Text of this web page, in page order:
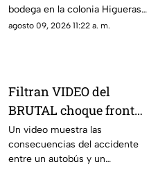
enfrentaron las llamas
bodega en la colonia Higueras
de Xalapa; vecinos se
agosto 09, 2026 11:22 a. m.
Filtran VIDEO del
BRUTAL choque frontal
entre autobús de
pasajeros y
tractocamión en
Un video muestra las
consecuencias del accidente
entre un autobús y un